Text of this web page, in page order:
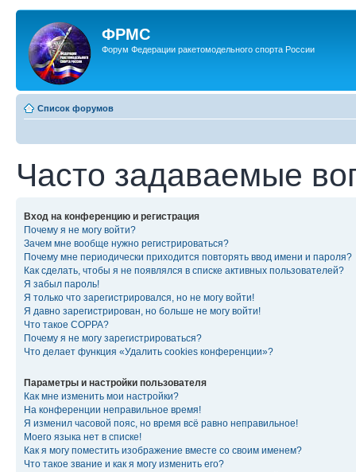
ФРМС
Форум Федерации ракетомодельного спорта России
Список форумов
Часто задаваемые
Вход на конференцию и регистрация
Почему я не могу войти?
Зачем мне вообще нужно регистрироваться?
Почему мне периодически приходится повторять ввод имени и пароля?
Как сделать, чтобы я не появлялся в списке активных пользователей?
Я забыл пароль!
Я только что зарегистрировался, но не могу войти!
Я давно зарегистрирован, но больше не могу войти!
Что такое COPPA?
Почему я не могу зарегистрироваться?
Что делает функция «Удалить cookies конференции»?
Параметры и настройки пользователя
Как мне изменить мои настройки?
На конференции неправильное время!
Я изменил часовой пояс, но время всё равно неправильное!
Моего языка нет в списке!
Как я могу поместить изображение вместе со своим именем?
Что такое звание и как я могу изменить его?